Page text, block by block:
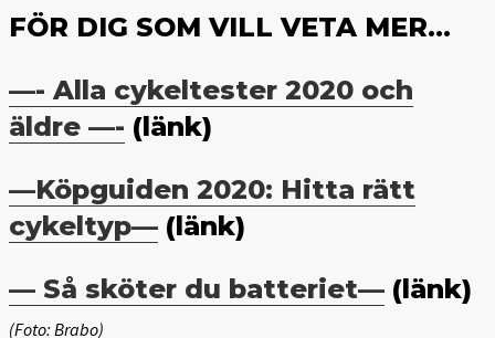
FÖR DIG SOM VILL VETA MER…
—- Alla cykeltester 2020 och
äldre —- (länk)
—Köpguiden 2020: Hitta rätt
cykeltyp— (länk)
— Så sköter du batteriet— (länk)
(Foto: Brabo)